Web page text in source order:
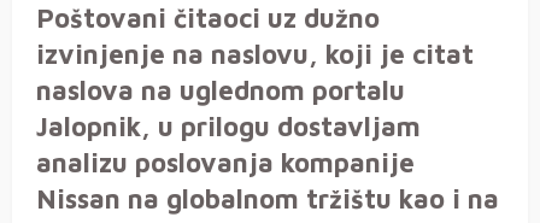
Poštovani čitaoci uz dužno
izvinjenje na naslovu, koji je citat
naslova na uglednom portalu
Jalopnik, u prilogu dostavljam
analizu poslovanja kompanije
Nissan na globalnom tržištu kao i na